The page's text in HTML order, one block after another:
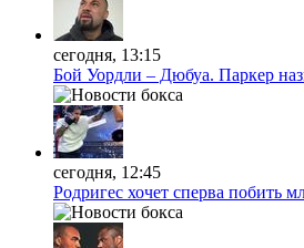
сегодня, 13:15
Бой Уордли – Дюбуа. Паркер
сегодня, 12:45
Родригес хочет сперва побить